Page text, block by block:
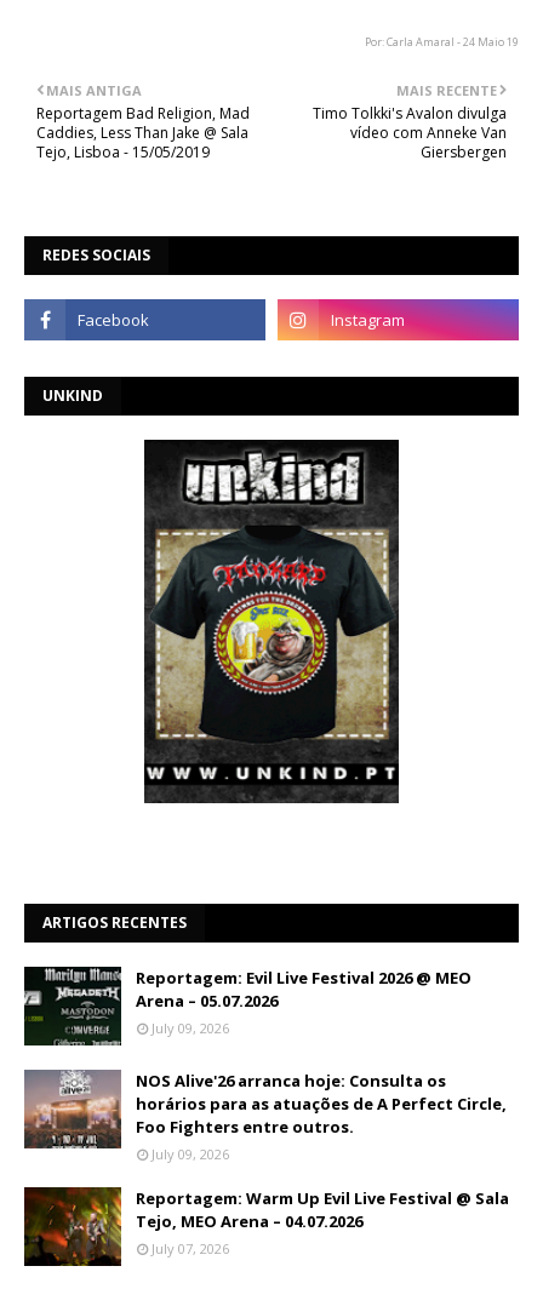
Por: Carla Amaral - 24 Maio 19
MAIS RECENTE
Timo Tolkki's Avalon divulga
vídeo com Anneke Van
Giersbergen
MAIS ANTIGA
Reportagem Bad Religion, Mad
Caddies, Less Than Jake @ Sala
Tejo, Lisboa - 15/05/2019
REDES SOCIAIS
UNKIND
ARTIGOS RECENTES
Reportagem: Evil Live Festival 2026 @ MEO
Arena – 05.07.2026
July 09, 2026
NOS Alive'26 arranca hoje: Consulta os
horários para as atuações de A Perfect Circle,
Foo Fighters entre outros.
July 09, 2026
Reportagem: Warm Up Evil Live Festival @ Sala
Tejo, MEO Arena – 04.07.2026
July 07, 2026